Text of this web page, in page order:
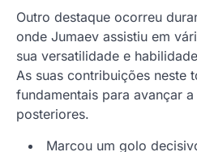
Outro destaque ocorreu
onde Jumaev assistiu em
sua versatilidade e
As suas contribuições neste
fundamentais para avançar
posteriores.
Marcou um golo